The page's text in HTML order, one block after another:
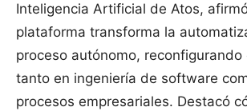
Inteligencia Artificial de Atos,
plataforma transforma la
proceso autónomo, reconfigurando
tanto en ingeniería de software
procesos empresariales. Destacó